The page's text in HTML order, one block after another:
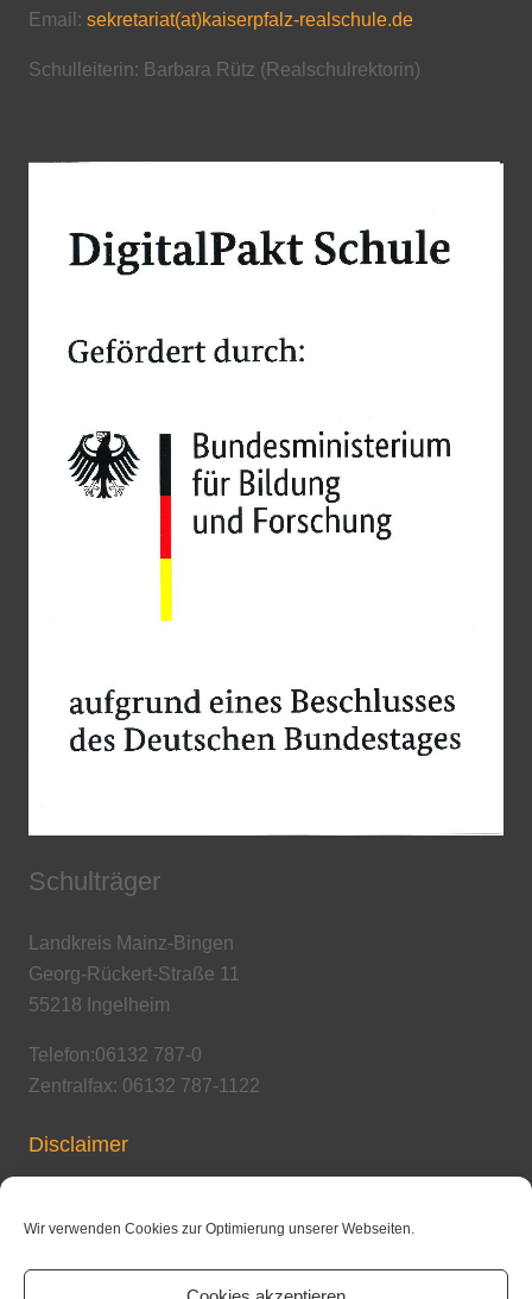
Wir verwenden Cookies zur Optimierung unserer Webseiten.
Email: sekretariat(at)kaiserpfalz-realschule.de
Schulleiterin: Barbara Rütz (Realschulrektorin)
Schulträger
Landkreis Mainz-Bingen
Georg-Rückert-Straße 11
55218 Ingelheim
Telefon:06132 787-0
Zentralfax: 06132 787-1122
Disclaimer
Copyright / Urheberrecht